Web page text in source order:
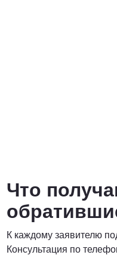
Что
К каждому заявителю
Консультация по